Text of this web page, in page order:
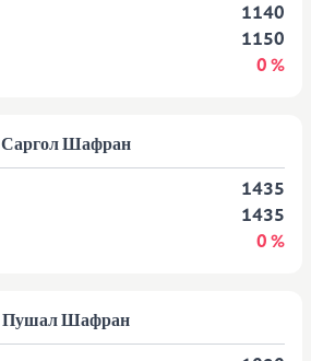
1140
1150
0 %
Саргол Шафран
1435
1435
0 %
Пушал Шафран